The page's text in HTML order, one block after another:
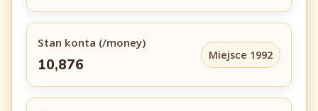
Stan konta (/money)
10,876
Miejsce 1992